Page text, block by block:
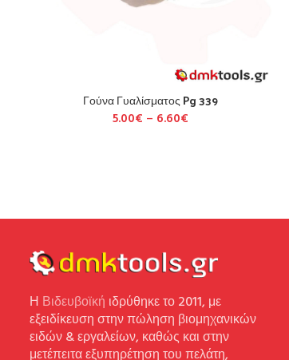
Γούνα Γυαλίσματος Pg 339
5.00€ – 6.60€
Η Βιδευβοϊκή ιδρύθηκε το 2011, με
εξειδίκευση στην πώληση βιομηχανικών
ειδών & εργαλείων, καθώς και στην
μετέπειτα εξυπηρέτηση του πελάτη,